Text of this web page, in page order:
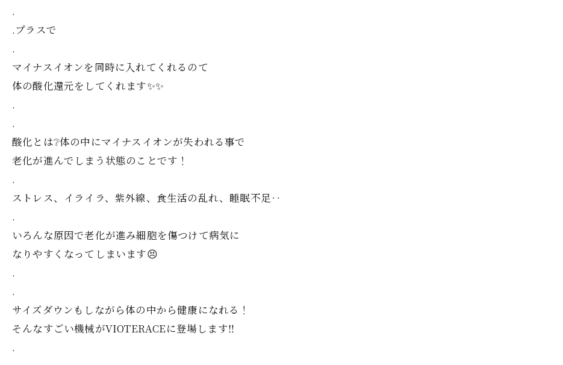
.
.プラスで
.
マイナスイオンを同時に入れてくれるのて
体の酸化還元をしてくれます✨✨
.
.
酸化とは❔体の中にマイナスイオンが失われる事で
老化が進んでしまう状態のことです！
.
ストレス、イライラ、紫外線、食生活の乱れ、睡眠不足‥
.
いろんな原因で老化が進み細胞を傷つけて病気に
なりやすくなってしまいます😣
.
.
サイズダウンもしながら体の中から健康になれる！
そんなすごい機械がVIOTERACEに登場します‼️
.